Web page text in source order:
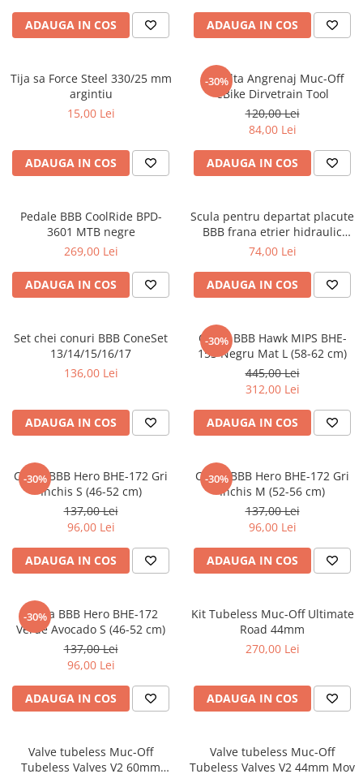
ADAUGA IN COS ADAUGA IN COS
Tija sa Force Steel 330/25 mm
argintiu
15,00 Lei
ADAUGA IN COS
-30%
Unealta Angrenaj Muc-Off
eBike Dirvetrain Tool
120,00 Lei
84,00 Lei
ADAUGA IN COS
Pedale BBB CoolRide BPD-
3601 MTB negre
269,00 Lei
ADAUGA IN COS
Scula pentru departat placute
BBB frana etrier hidraulic
PistonF BTL-115
74,00 Lei
ADAUGA IN COS
Set chei conuri BBB ConeSet
13/14/15/16/17
136,00 Lei
ADAUGA IN COS
-30%
Casca BBB Hawk MIPS BHE-
153 Negru Mat L (58-62 cm)
445,00 Lei
312,00 Lei
ADAUGA IN COS
-30%
Casca BBB Hero BHE-172 Gri
Inchis S (46-52 cm)
137,00 Lei
96,00 Lei
ADAUGA IN COS
-30%
Casca BBB Hero BHE-172 Gri
Inchis M (52-56 cm)
137,00 Lei
96,00 Lei
ADAUGA IN COS
-30%
Casca BBB Hero BHE-172
Verde Avocado S (46-52 cm)
137,00 Lei
96,00 Lei
ADAUGA IN COS
Kit Tubeless Muc-Off Ultimate
Road 44mm
270,00 Lei
ADAUGA IN COS
Valve tubeless Muc-Off
Tubeless Valves V2 60mm
Valve tubeless Muc-Off
Tubeless Valves V2 44mm Mov